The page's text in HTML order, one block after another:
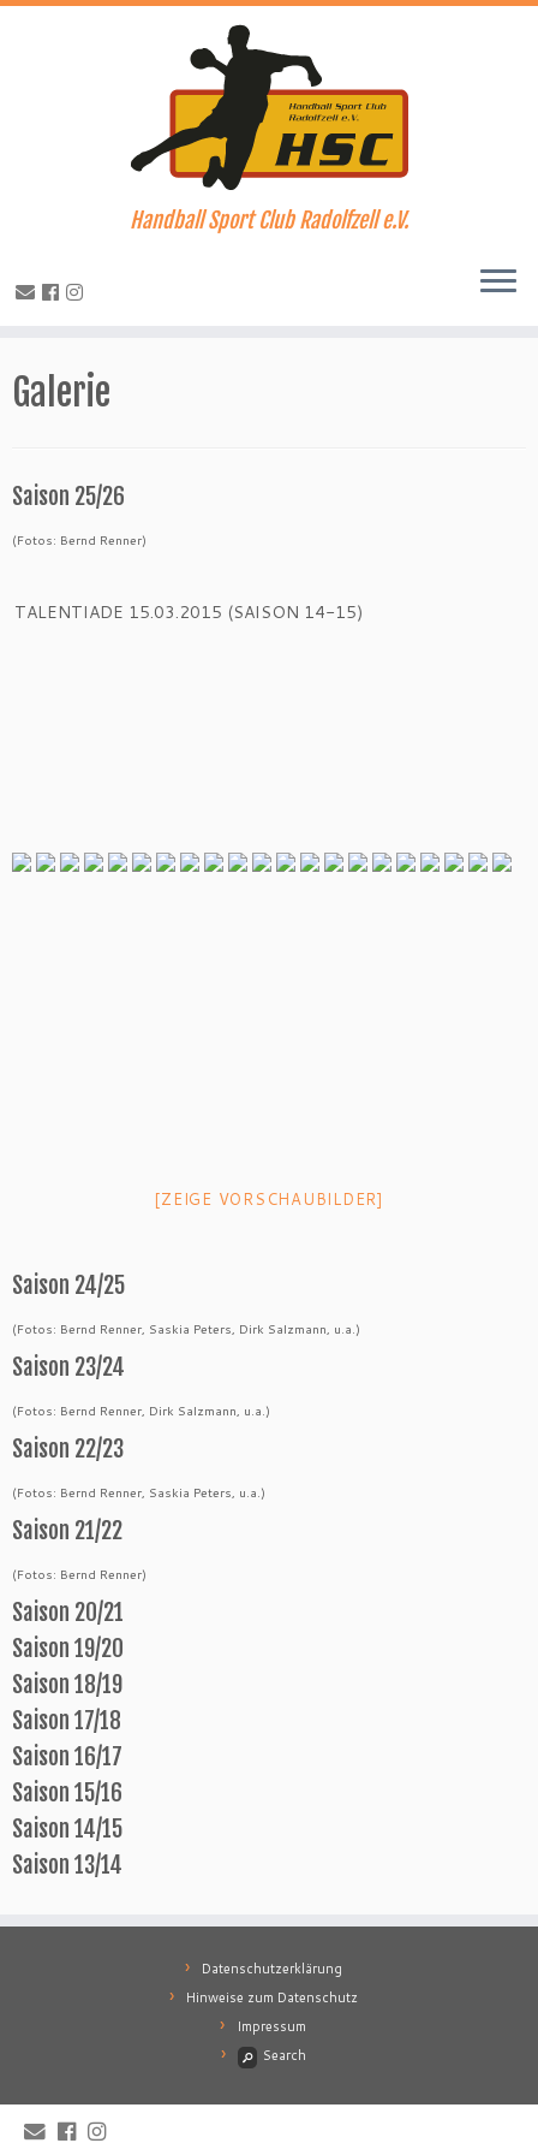
Inhalt
springen
Handball Sport Club Radolfzell e.V.
Galerie
Saison 25/26
(Fotos: Bernd Renner)
TALENTIADE 15.03.2015 (SAISON 14-15)
[ZEIGE VORSCHAUBILDER]
Saison 24/25
(Fotos: Bernd Renner, Saskia Peters, Dirk Salzmann, u.a.)
Saison 23/24
(Fotos: Bernd Renner, Dirk Salzmann, u.a.)
Saison 22/23
(Fotos: Bernd Renner, Saskia Peters, u.a.)
Saison 21/22
(Fotos: Bernd Renner)
Saison 20/21
Saison 19/20
Saison 18/19
Saison 17/18
Saison 16/17
Saison 15/16
Saison 14/15
Saison 13/14
Datenschutzerklärung
Hinweise zum Datenschutz
Impressum
Search